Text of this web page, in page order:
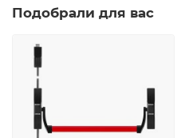
Подобрали для вас